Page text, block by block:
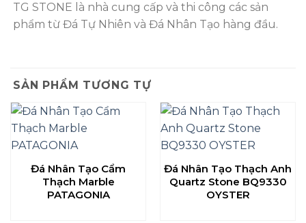
TG STONE là nhà cung cấp và thi công các sản
phẩm từ Đá Tự Nhiên và Đá Nhân Tạo hàng đầu.
SẢN PHẨM TƯƠNG TỰ
Đá Nhân Tạo Cẩm
Thạch Marble
PATAGONIA
Đá Nhân Tạo Thạch Anh
Quartz Stone BQ9330
OYSTER